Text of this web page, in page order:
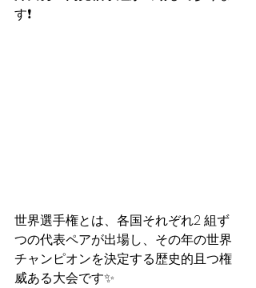
す❗️
世界選手権とは、各国それぞれ2 組ず
つの代表ペアが出場し、その年の世界
チャンピオンを決定する歴史的且つ権
威ある大会です✨